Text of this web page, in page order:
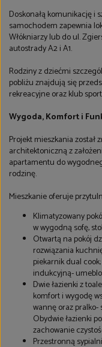
Doskonałą komunikację i
samochodem zapewnia
Włókniarzy lub do ul.
autostrady A2 i A1.
Rodziny z dziećmi
pobliżu znajdują się
rekreacyjne oraz klub
Wygoda, Komfort i
Projekt mieszkania
architektoniczną z
apartamentu do
rodzinę.
Mieszkanie oferuje
Klimatyzowany
w wygodną sofę,
Otwartą na pokój
rozwiązania
piekarnik dual
indukcyjną-
Dwie łazienki z
komfort i wygodę
wannę oraz pralko-
Obydwie łazienki
zachowanie
Przestronną